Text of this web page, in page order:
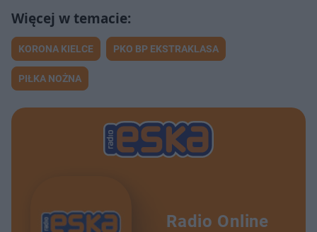
KORONA KIELCE PKO BP EKSTRAKLASA
PIŁKA NOŻNA
Radio Online